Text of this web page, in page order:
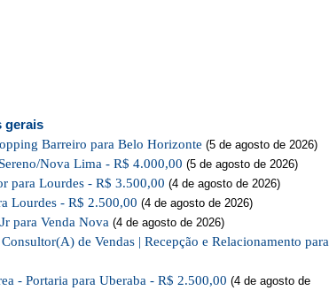
gerais
Barreiro para Belo Horizonte (5 de agosto de 2026)
Nova Lima - R$ 4.000,00 (5 de agosto de 2026)
para Lourdes - R$ 3.500,00 (4 de agosto de 2026)
Lourdes - R$ 2.500,00 (4 de agosto de 2026)
para Venda Nova (4 de agosto de 2026)
de Vendas | Recepção e Relacionamento para
- Portaria para Uberaba - R$ 2.500,00 (4 de agosto de